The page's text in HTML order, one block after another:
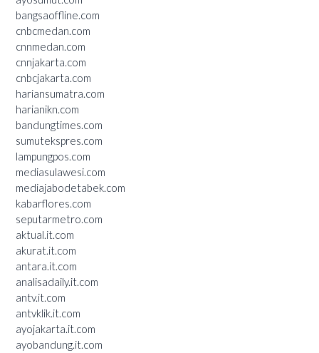
bangsaoffline.com
cnbcmedan.com
cnnmedan.com
cnnjakarta.com
cnbcjakarta.com
hariansumatra.com
harianikn.com
bandungtimes.com
sumutekspres.com
lampungpos.com
mediasulawesi.com
mediajabodetabek.com
kabarflores.com
seputarmetro.com
aktual.it.com
akurat.it.com
antara.it.com
analisadaily.it.com
antv.it.com
antvklik.it.com
ayojakarta.it.com
ayobandung.it.com